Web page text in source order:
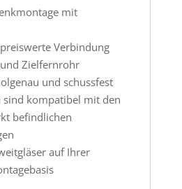
mit
Verbindung
Zielfernrohr
und schussfest
sind kompatibel mit den
befindlichen
auf Ihrer